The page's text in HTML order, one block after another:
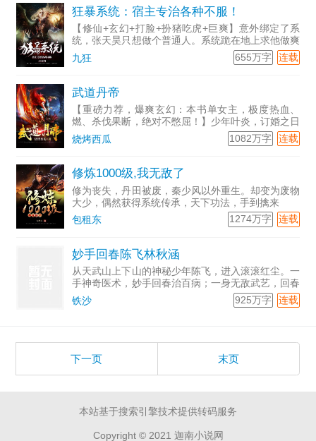
狂暴系统：宿主专治各种不服！
【修仙+玄幻+打脸+扮猪吃虎+巨爽】意外绑定了系
统，张天昊只想做个普通人。系统跪在地上求他做爽
文男主，张天昊点了点头。既然你要这样，那我可就
要发疯喽！既然如此，那就先绑一个小目标：打爆各
九狂 连载
655万字
武道丹帝
【重磅力荐，爆爽玄幻：本书单女主，极度热血、
燃、杀伐果断，绝对不憋屈！】少年叶炎，订婚之日
被身怀圣体的未婚妻云飞月嘲讽：“圣凡两别，你不
过是凡间一条狗！” 随后当众撕碎婚书，更毁掉
烧烤西瓜 连载
1082万字
修炼1000级,我无敌了
修为丧失，丹田被废，秦少风以外重生。却变为废物
大少，偶然获得系统传承，天下功法，手到擒来
包租东
连载
1274万字
妙手回春陈飞林秋涵
从天武山上下山的神秘少年陈飞，进入滚滚红尘。一
手神奇医术，妙手回春治百病；一身无敌武艺，回春
妙手诛百恶。
铁沙 连载
925万字
下一页 末页
本站基于搜索引擎技术提供转码服务
Copyright © 2021 迦南小说网